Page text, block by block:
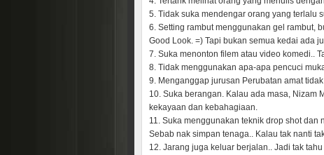
5. Tidak suka mendengar orang yang terlalu
6. Setting rambut menggunakan gel rambut,
Good Look. =) Tapi bukan semua kedai ada
7. Suka menonton filem atau video komedi..
8. Tidak menggunakan apa-apa pencuci
9. Menganggap jurusan Perubatan amat
10. Suka berangan. Kalau ada masa, Nizam
kekayaan dan kebahagiaan.
11. Suka menggunakan teknik drop shot
Sebab nak simpan tenaga.. Kalau tak nanti
12. Jarang juga keluar berjalan.. Jadi tak